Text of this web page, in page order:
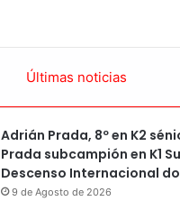
Últimas noticias
Adrián Prada, 8º en K2
Prada subcampión en K1
Descenso Internacional
9 de Agosto de 2026